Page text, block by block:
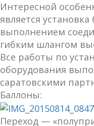
Интересной
является
выполнением
гибким шлангом
Все работы по
оборудования
саратовскими
Баллоны:
Переход —